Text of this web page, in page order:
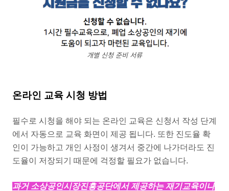
개별 신청 준비 서류
온라인 교육 시청 방법
필수로 시청을 해야 되는 온라인 교육은 신청서 작성 단계
에서 자동으로 교육 화면이 제공 됩니다. 또한 진도율 확
인이 가능하고 개인 사정이 생겨서 중간에 나가더라도 진
도율이 저장되기 때문에 걱정할 필요가 없습니다.
과거 소상공인시장진흥공단에서 제공하는 재기교육이나